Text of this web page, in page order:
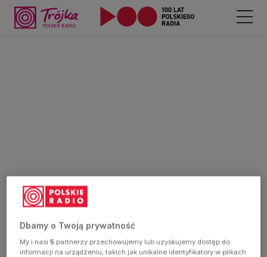
Dbamy o Twoją prywatność
My i nasi5 partnerzy przechowujemy lub uzyskujemy dostęp do
informacji na urządzeniu, takich jak unikalne identyfikatory w plikach